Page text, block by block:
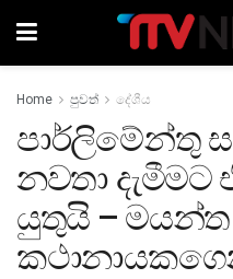
Home පුවත් දේශීය
පාර්ලිමේන්තු
නවතා දැමීමට
යුතුයි – මයන්ත